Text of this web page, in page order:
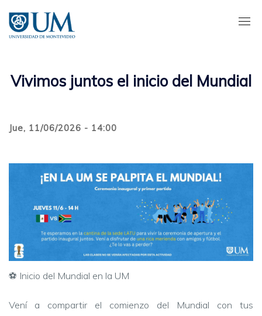
contenido
principal
Vivimos juntos el inicio del Mundial
Jue, 11/06/2026 - 14:00
⚽ Inicio del Mundial en la UM
Vení a compartir el comienzo del Mundial con tus